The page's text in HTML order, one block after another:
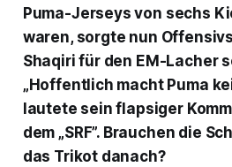
Puma-Jerseys von sechs
waren, sorgte nun
Shaqiri für den EM-Lacher
„Hoffentlich macht Puma
lautete sein flapsiger
dem „SRF”. Brauchen die
das Trikot danach?